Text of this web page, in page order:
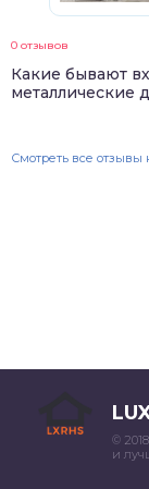
0 отзывов
Какие бывают
металлические
Смотреть все отзывы
©
и